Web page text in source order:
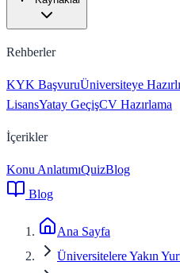
Rehberler
KYK BaşvuruÜniversiteye
LisansYatay GeçişCV Hazırlama
İçerikler
Konu AnlatımıQuizBlog
Blog
Ana Sayfa
Üniversitelere Yakın